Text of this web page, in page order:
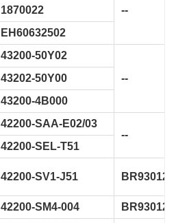
--
1870022
EH60632502
43200-50Y02
--
43202-50Y00
43200-4B000
42200-SAA-E02/03
--
42200-SEL-T51
42200-SV1-J51 BR930126
42200-SM4-004 BR930129